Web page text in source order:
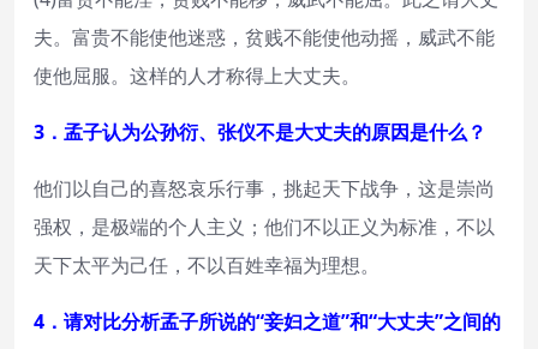
夫。富贵不能使他迷惑，贫贱不能使他动摇，威武不能
使他屈服。这样的人才称得上大丈夫。
3．孟子认为公孙衍、张仪不是大丈夫的原因是什么？
他们以自己的喜怒哀乐行事，挑起天下战争，这是崇尚
强权，是极端的个人主义；他们不以正义为标准，不以
天下太平为己任，不以百姓幸福为理想。
4．请对比分析孟子所说的“妾妇之道”和“大丈夫”之间的